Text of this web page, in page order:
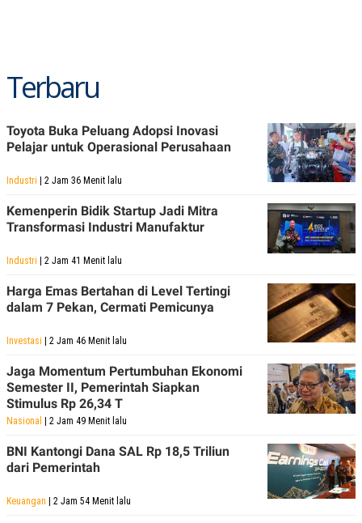
Terbaru
Toyota Buka Peluang Adopsi Inovasi
Pelajar untuk Operasional Perusahaan
Industri | 2 Jam 36 Menit lalu
Kemenperin Bidik Startup Jadi Mitra
Transformasi Industri Manufaktur
Industri | 2 Jam 41 Menit lalu
Harga Emas Bertahan di Level Tertingi
dalam 7 Pekan, Cermati Pemicunya
Investasi | 2 Jam 46 Menit lalu
Jaga Momentum Pertumbuhan Ekonomi
Semester II, Pemerintah Siapkan
Stimulus Rp 26,34 T
Nasional | 2 Jam 49 Menit lalu
BNI Kantongi Dana SAL Rp 18,5 Triliun
dari Pemerintah
Keuangan | 2 Jam 54 Menit lalu